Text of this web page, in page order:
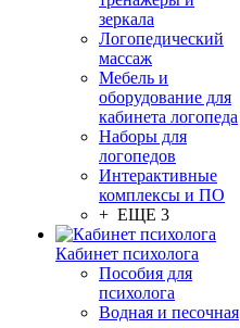
зеркала
Логопедический
массаж
Мебель и
оборудование для
кабинета логопеда
Наборы для
логопедов
Интерактивные
комплексы и ПО
+ ЕЩЕ 3
Кабинет психолога
Пособия для
психолога
Водная и песочная